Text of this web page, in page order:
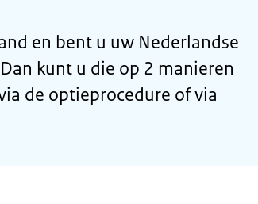
en bent u uw Nederlandse
kunt u die op 2 manieren
de optieprocedure of via